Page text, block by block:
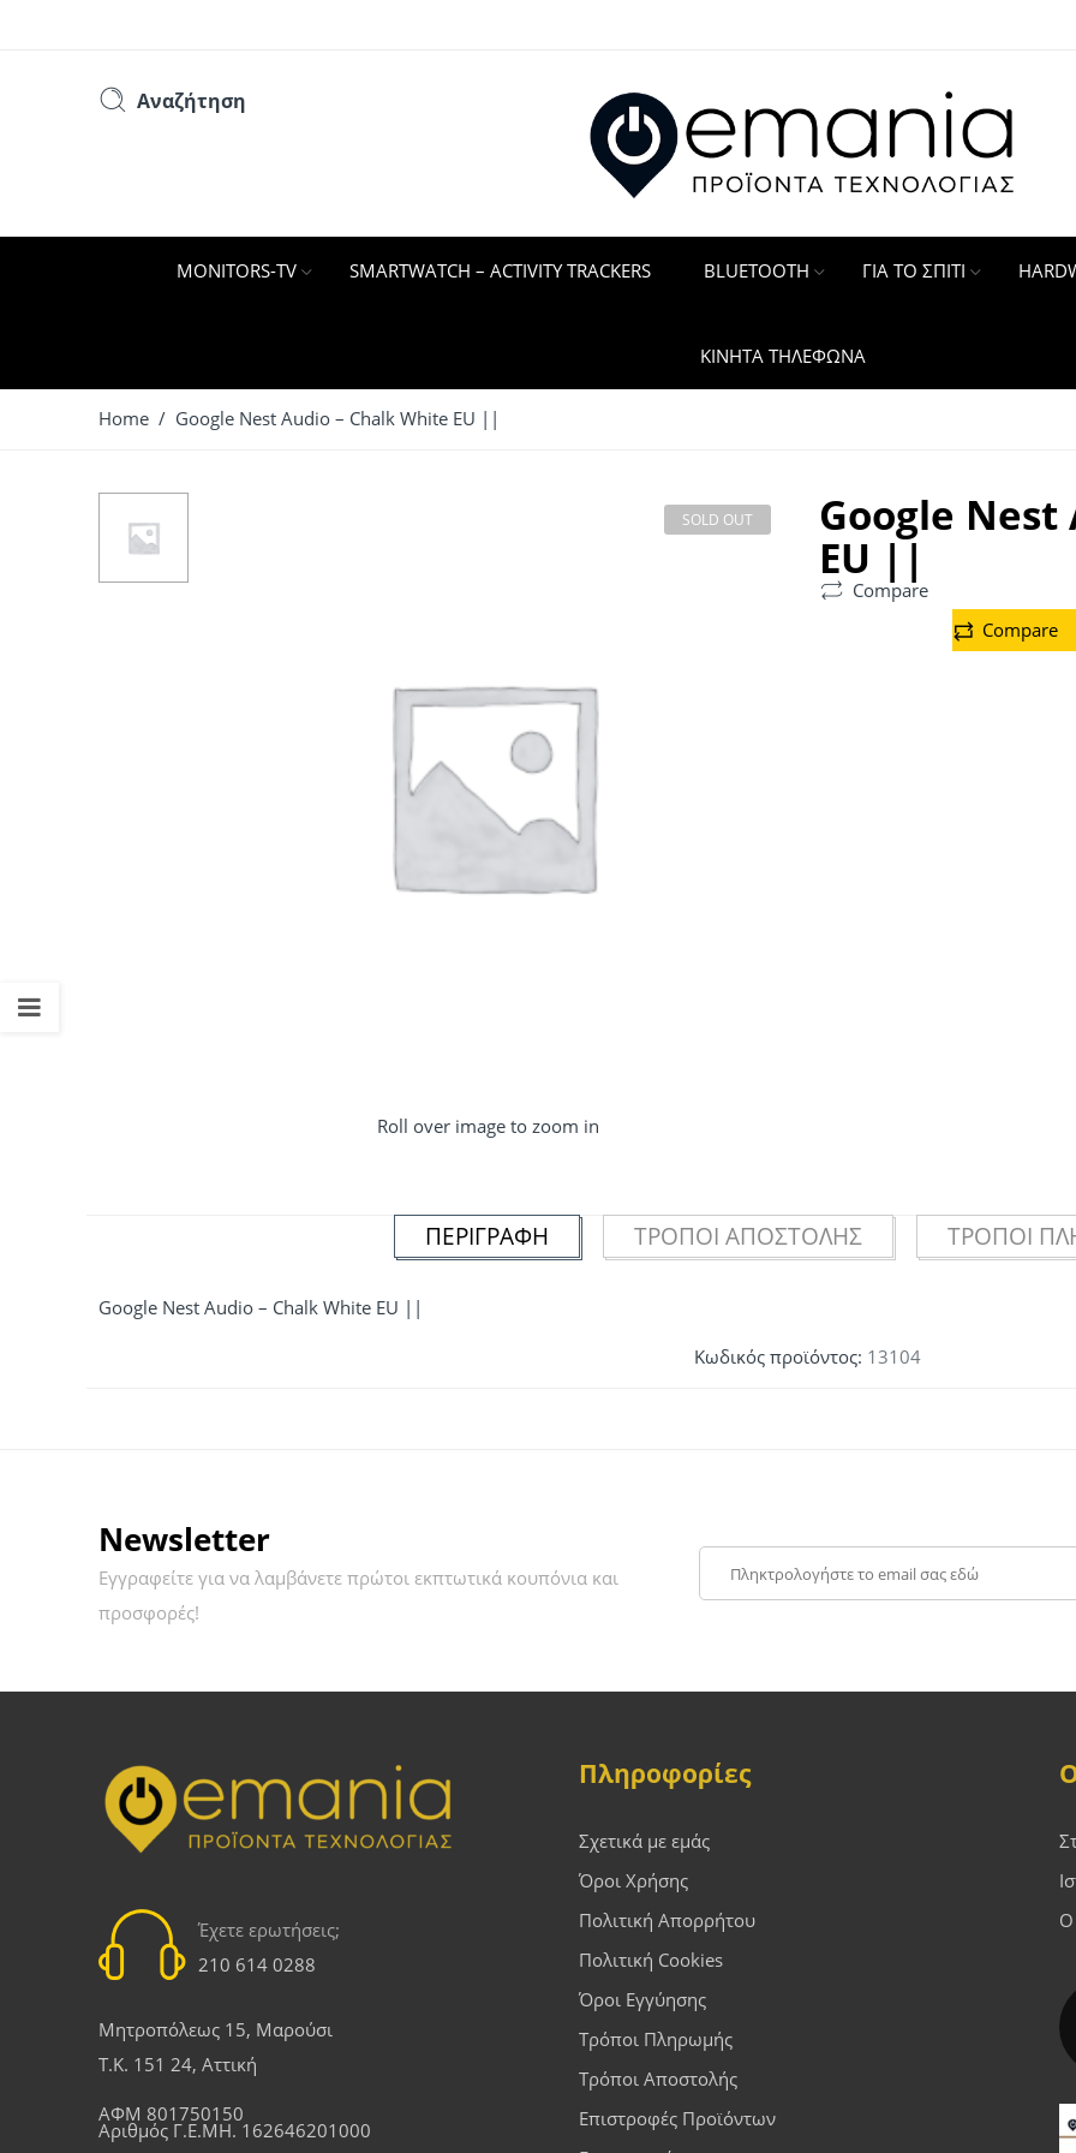
Αναζήτηση
MONITORS-TV SMARTWATCH – ACTIVITY TRACKERS BLUETOOTH ΓΙΑ ΤΟ ΣΠΙΤΙ
ΚΙΝΗΤΑ ΤΗΛΕΦΩΝΑ
Home / Google Nest Audio – Chalk White EU ||
SOLD OUT
Roll over image to zoom in
Google
EU ||
Compare
Compare
ΠΕΡΙΓΡΑΦΉ ΤΡΌΠΟΙ ΑΠΟΣΤΟΛΉΣ ΤΡΌΠΟΙ
Google Nest Audio – Chalk White EU ||
Κωδικός προϊόντος: 13104
Newsletter
Εγγραφείτε για να λαμβάνετε πρώτοι εκπτωτικά κουπόνια και
προσφορές!
Έχετε ερωτήσεις;
210 614 0288
Μητροπόλεως 15, Μαρούσι
Τ.Κ. 151 24, Αττική
ΑΦΜ 801750150
Αριθμός Γ.Ε.ΜΗ. 162646201000
Πληροφορίες
Σχετικά με εμάς
Όροι Χρήσης
Πολιτική Απορρήτου
Πολιτική Cookies
Όροι Εγγύησης
Τρόποι Πληρωμής
Τρόποι Αποστολής
Επιστροφές Προϊόντων
Ο